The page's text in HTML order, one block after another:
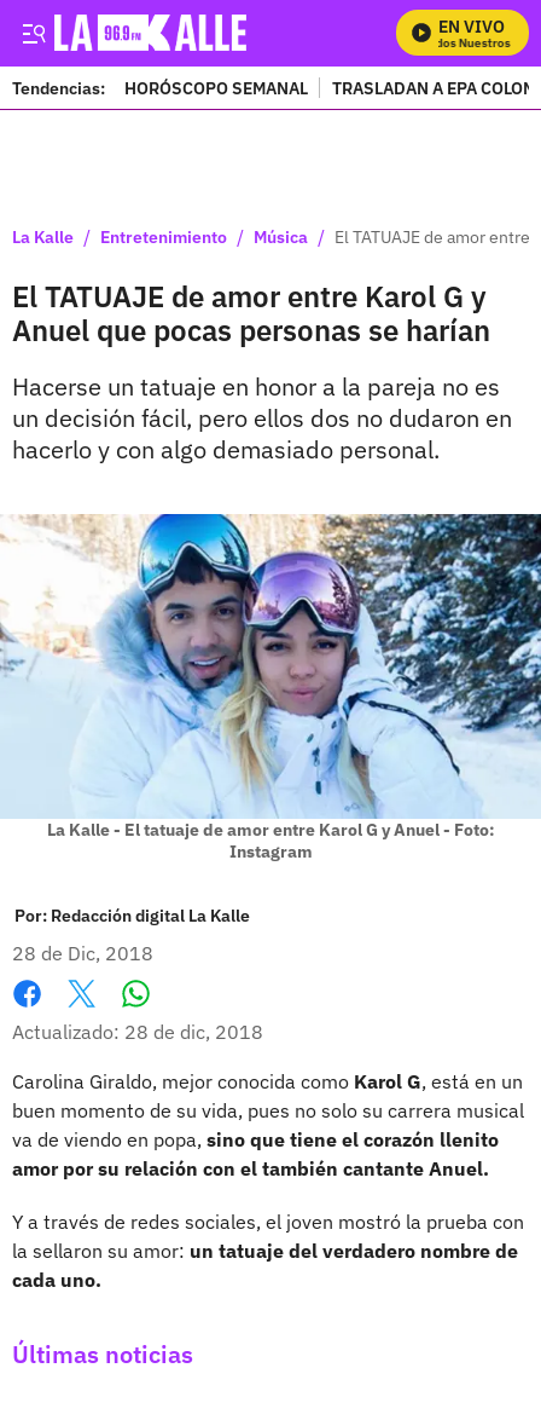
EN VIVO
Mira Todos Nuestros
Tendencias: HORÓSCOPO SEMANAL TRASLADAN A EPA
La Kalle / Entretenimiento / Música / El TATUAJE de amor
El TATUAJE de amor entre Karol G y
Anuel que pocas personas se harían
Hacerse un tatuaje en honor a la pareja no es
un decisión fácil, pero ellos dos no dudaron en
hacerlo y con algo demasiado personal.
La Kalle - El tatuaje de amor entre Karol G y Anuel - Foto:
Instagram
Por: Redacción digital La Kalle
28 de Dic, 2018
Facebook
X
Actualizado: 28 de dic, 2018
Carolina Giraldo, mejor conocida como Karol G, está en un
buen momento de su vida, pues no solo su carrera musical
va de viendo en popa, sino que tiene el corazón llenito
amor por su relación con el también cantante Anuel.
Y a través de redes sociales, el joven mostró la prueba con
la sellaron su amor: un tatuaje del verdadero nombre de
cada uno.
Últimas noticias